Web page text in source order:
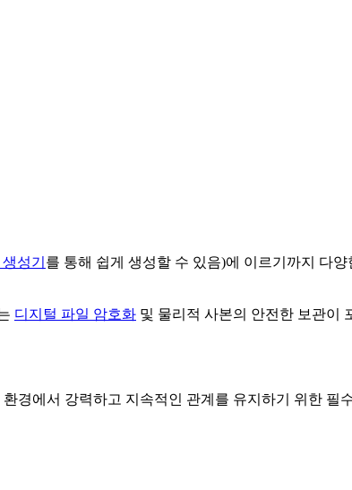
성기 를 통해 쉽게 생성할 수 있음)에 이르기까지 다
디지털 파일 암호화 및 물리적 사본의 안전한 보관이
경에서 강력하고 지속적인 관계를 유지하기 위한 필